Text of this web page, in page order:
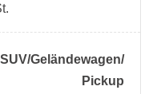
SUV/​Geländewagen/​
Pickup